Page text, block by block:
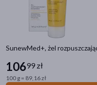
SunewMed+, żel
10699 zł
100 g = 89,16 zł